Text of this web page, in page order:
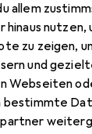
allem
hinaus
zu zeigen,
und
Webseiten
bestimmte